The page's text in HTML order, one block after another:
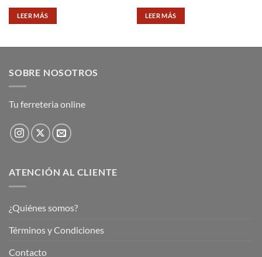
LEER MÁS LEER MÁS
SOBRE NOSOTROS
Tu ferreteria online
ATENCIÓN AL CLIENTE
¿Quiénes somos?
Términos y Condiciones
Contacto